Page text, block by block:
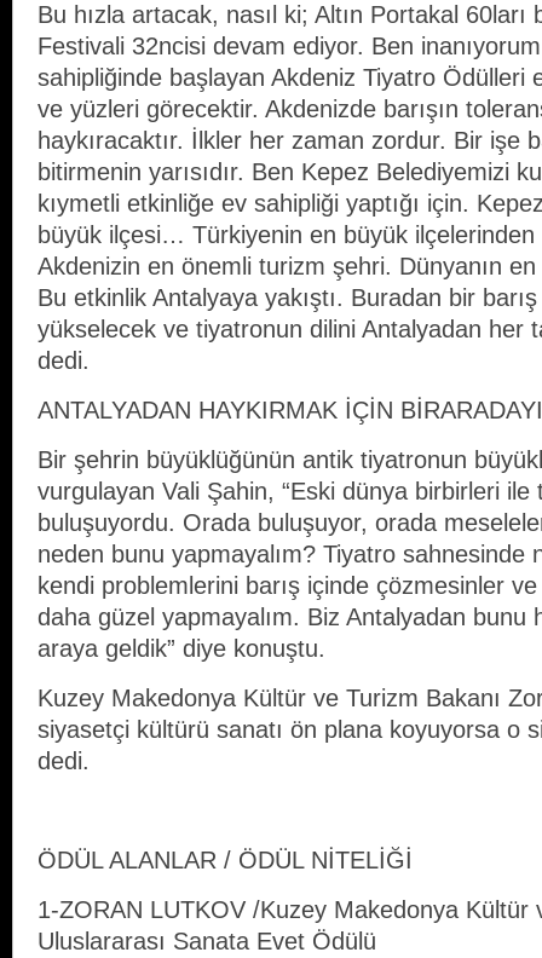
Bu hızla artacak, nasıl ki; Altın Portakal
Festivali 32ncisi devam ediyor. Ben
sahipliğinde başlayan Akdeniz Tiyatro Ödülleri
ve yüzleri görecektir. Akdenizde barışın
haykıracaktır. İlkler her zaman zordur. Bir işe
bitirmenin yarısıdır. Ben Kepez Belediyemizi
kıymetli etkinliğe ev sahipliği yaptığı için.
büyük ilçesi… Türkiyenin en büyük
Akdenizin en önemli turizm şehri. Dünyanın
Bu etkinlik Antalyaya yakıştı. Buradan bir
yükselecek ve tiyatronun dilini Antalyadan her
dedi.
ANTALYADAN HAYKIRMAK İÇİN
Bir şehrin büyüklüğünün antik tiyatronun
vurgulayan Vali Şahin, “Eski dünya birbirleri
buluşuyordu. Orada buluşuyor, orada
neden bunu yapmayalım? Tiyatro sahnesinde
kendi problemlerini barış içinde çözmesinler
daha güzel yapmayalım. Biz Antalyadan bunu
araya geldik” diye konuştu.
Kuzey Makedonya Kültür ve Turizm Bakanı
siyasetçi kültürü sanatı ön plana koyuyorsa o
dedi.
ÖDÜL ALANLAR / ÖDÜL NİTELİĞİ
1-ZORAN LUTKOV /Kuzey Makedonya Kültür
Uluslararası Sanata Evet Ödülü